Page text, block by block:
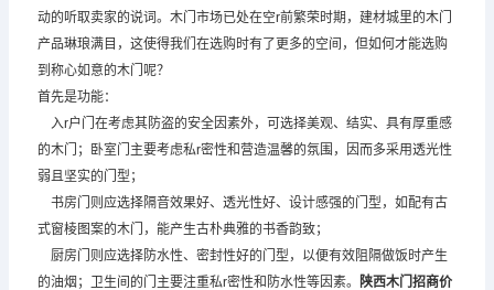
动的听取卖家的说词。木门市场已处在空r前繁荣时期，建材城里的木门
产品琳琅满目，这使得我们在选购时有了更多的空间，但如何才能选购
到称心如意的木门呢？
首先是功能：
入r户门在考虑其防盗的安全因素外，可选择美观、结实、具有厚重感
的木门；卧室门主要考虑私r密性和营造温馨的氛围，因而多采用透光性
弱且坚实的门型；
书房门则应选择隔音效果好、透光性好、设计感强的门型，如配有古
式窗棱图案的木门，能产生古朴典雅的书香韵致；
厨房门则应选择防水性、密封性好的门型，以便有效阻隔做饭时产生
的油烟；卫生间的门主要注重私r密性和防水性等因素。
陕西木门招商价